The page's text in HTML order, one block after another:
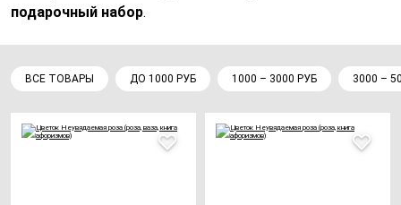
подарочный набор.
ВСЕ ТОВАРЫ ДО 1000 РУБ 1000 – 3000 РУБ 3000 –